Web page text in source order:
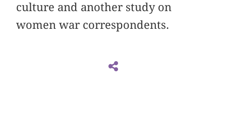
culture and another study on
women war correspondents.